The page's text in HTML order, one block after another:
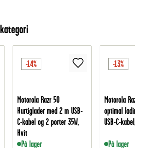
-14%
Motorola Razr 50
Hurtiglader med 2 m USB-
C-kabel og 2 porter 35W,
Hvit
På lager
-13%
Motorola Razr
optimal lading
USB-C-kabel,
På lager